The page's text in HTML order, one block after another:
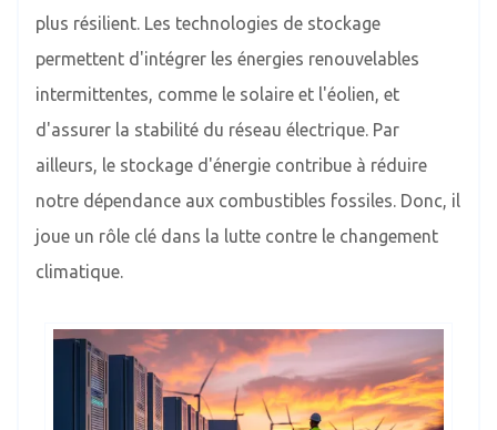
plus résilient. Les technologies de stockage
permettent d'intégrer les énergies renouvelables
intermittentes, comme le solaire et l'éolien, et
d'assurer la stabilité du réseau électrique. Par
ailleurs, le stockage d'énergie contribue à réduire
notre dépendance aux combustibles fossiles. Donc, il
joue un rôle clé dans la lutte contre le changement
climatique.